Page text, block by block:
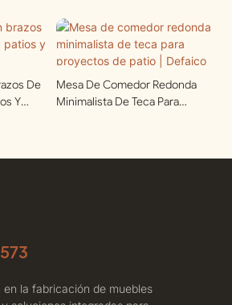
De
Y
Mesa De Comedor Redonda
Minimalista De Teca Para
la fabricación de muebles